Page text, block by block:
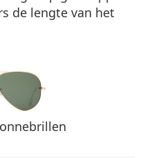
de lengte van het